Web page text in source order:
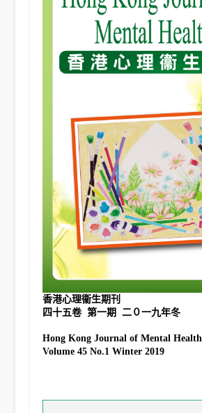
香港心理衞生期刊
四十五卷  第一期  二０一九年冬
Hong Kong Journal of Mental Health
Volume 45 No.1 Winter 2019